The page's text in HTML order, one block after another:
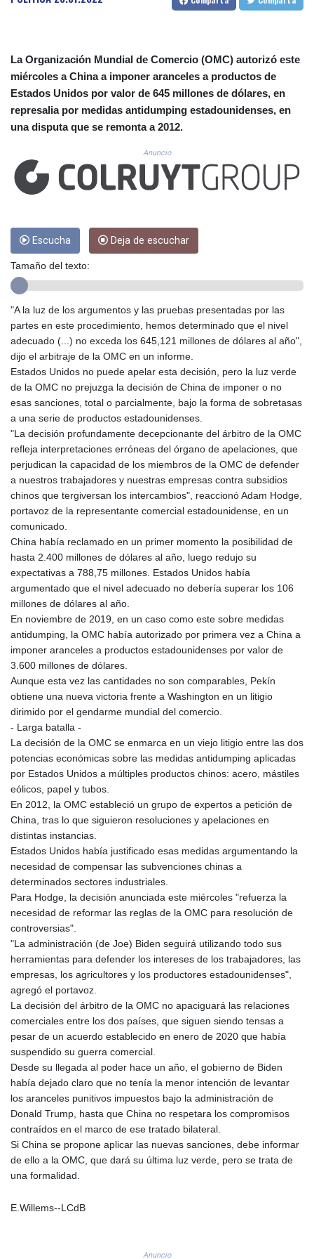
CUC 1.152471
DJF 204.817306
DKK 7.476217
DOP 67.193733
DZD 153.365094
EGP 57.264782
ETB 185.968128
FJD 2.552089
FKP 0.856077
GGP 0.856077
GHS 13.524239
GMD 85.282572
GTQ 8.791437
GYD 241.048608
HKD 9.04099
HNL 30.88171
HRK 7.536585
HTG 150.649793
HUF 364.625083
IDR 20648.821428
ILS 3.46629
IMP 0.856077
INR 109.809273
IQD 1509.393123
IRR
1584474.640687
JEP 0.856077
JMD 182.637459
JOD 0.81708
JPY 182.544457
KGS 100.783234
KHR 4675.235131
KMF 492.105126
KWD 0.356874
KYD 0.960205
KZT 539.927945
LBP
103179.229954
LKR 387.028882
LSL 18.793369
LTL 3.402947
LYD 7.344833
MAD 10.750192
MDL 20.047704
MGA 4953.772522
MKD 61.427977
MNT 4144.10128
MOP 9.310037
MRU 46.191483
MVR 17.805023
MWK 1997.873162
MXN 19.839187
MYR 4.713377
MZN 73.654852
NAD 18.793287
NGN 1570.218621
NIO 42.399764
NOK 10.999988
NPR 175.441856
NZD 1.96294
PKR 319.87712
La Organización Mundial de Comercio (OMC) autorizó este
miércoles a China a imponer aranceles a productos de
Estados Unidos por valor de 645 millones de dólares, en
represalia por medidas antidumping estadounidenses, en
una disputa que se remonta a 2012.
Anuncio
Escucha Deja de escuchar
Tamaño del texto:
"A la luz de los argumentos y las pruebas presentadas por las
partes en este procedimiento, hemos determinado que el nivel
adecuado (...) no exceda los 645,121 millones de dólares al año",
dijo el arbitraje de la OMC en un informe.
Estados Unidos no puede apelar esta decisión, pero la luz verde
de la OMC no prejuzga la decisión de China de imponer o no
esas sanciones, total o parcialmente, bajo la forma de sobretasas
a una serie de productos estadounidenses.
"La decisión profundamente decepcionante del árbitro de la OMC
refleja interpretaciones erróneas del órgano de apelaciones, que
perjudican la capacidad de los miembros de la OMC de defender
a nuestros trabajadores y nuestras empresas contra subsidios
chinos que tergiversan los intercambios", reaccionó Adam Hodge,
portavoz de la representante comercial estadounidense, en un
comunicado.
China había reclamado en un primer momento la posibilidad de
hasta 2.400 millones de dólares al año, luego redujo su
expectativas a 788,75 millones. Estados Unidos había
argumentado que el nivel adecuado no debería superar los 106
millones de dólares al año.
En noviembre de 2019, en un caso como este sobre medidas
antidumping, la OMC había autorizado por primera vez a China a
imponer aranceles a productos estadounidenses por valor de
3.600 millones de dólares.
Aunque esta vez las cantidades no son comparables, Pekín
obtiene una nueva victoria frente a Washington en un litigio
dirimido por el gendarme mundial del comercio.
- Larga batalla -
La decisión de la OMC se enmarca en un viejo litigio entre las dos
potencias económicas sobre las medidas antidumping aplicadas
por Estados Unidos a múltiples productos chinos: acero, mástiles
eólicos, papel y tubos.
En 2012, la OMC estableció un grupo de expertos a petición de
China, tras lo que siguieron resoluciones y apelaciones en
distintas instancias.
Estados Unidos había justificado esas medidas argumentando la
necesidad de compensar las subvenciones chinas a
determinados sectores industriales.
Para Hodge, la decisión anunciada este miércoles "refuerza la
necesidad de reformar las reglas de la OMC para resolución de
controversias".
"La administración (de Joe) Biden seguirá utilizando todo sus
herramientas para defender los intereses de los trabajadores, las
empresas, los agricultores y los productores estadounidenses",
agregó el portavoz.
La decisión del árbitro de la OMC no apaciguará las relaciones
comerciales entre los dos países, que siguen siendo tensas a
pesar de un acuerdo establecido en enero de 2020 que había
suspendido su guerra comercial.
Desde su llegada al poder hace un año, el gobierno de Biden
había dejado claro que no tenía la menor intención de levantar
los aranceles punitivos impuestos bajo la administración de
Donald Trump, hasta que China no respetara los compromisos
contraídos en el marco de ese tratado bilateral.
Si China se propone aplicar las nuevas sanciones, debe informar
de ello a la OMC, que dará su última luz verde, pero se trata de
una formalidad.
E.Willems--LCdB
Anuncio